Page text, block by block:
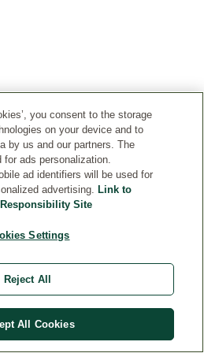
you consent to the storage
on your device and to
by us and our partners. The
ads personalization.
ad identifiers will be used for
advertising. Link to
Site
Settings
Reject All
All Cookies